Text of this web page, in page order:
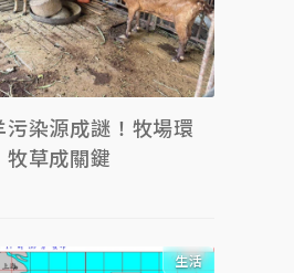
污染源成謎！牧場環
草成關鍵
生活